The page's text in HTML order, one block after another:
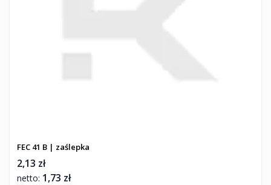
FEC 41 B | zaślepka
2,13 zł
1,73 zł